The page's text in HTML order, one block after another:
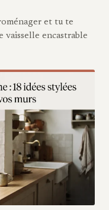
et tu te
vaisselle encastrable